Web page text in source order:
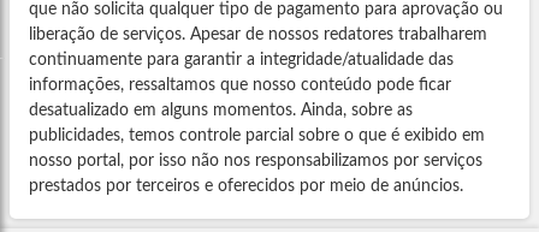
que não solicita qualquer tipo de pagamento para aprovação ou
liberação de serviços. Apesar de nossos redatores trabalharem
continuamente para garantir a integridade/atualidade das
informações, ressaltamos que nosso conteúdo pode ficar
desatualizado em alguns momentos. Ainda, sobre as
publicidades, temos controle parcial sobre o que é exibido em
nosso portal, por isso não nos responsabilizamos por serviços
prestados por terceiros e oferecidos por meio de anúncios.